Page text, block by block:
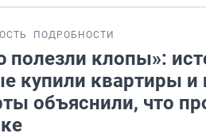
ПОДРОБНОСТИ
полезли клопы»:
купили квартиры
объяснили, что